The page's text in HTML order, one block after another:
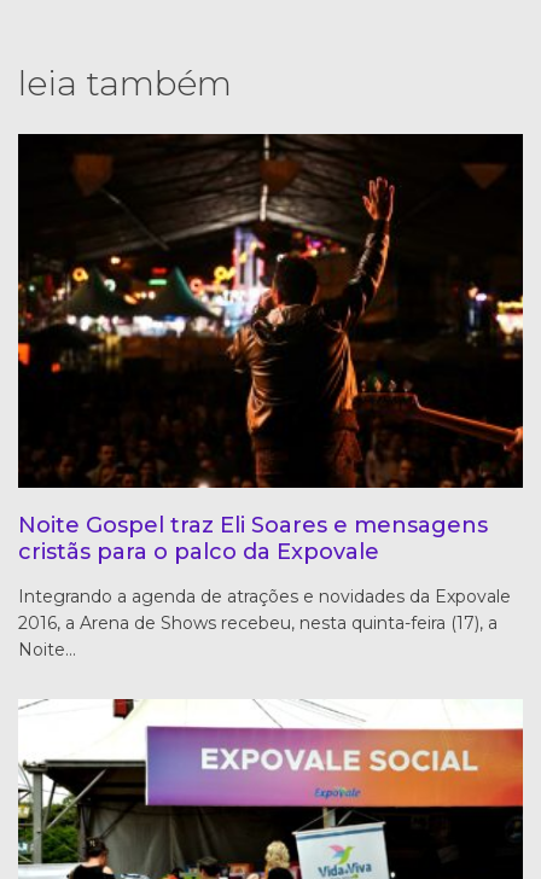
leia também
Noite Gospel traz Eli Soares e mensagens
cristãs para o palco da Expovale
Integrando a agenda de atrações e novidades da Expovale
2016, a Arena de Shows recebeu, nesta quinta-feira (17), a
Noite…